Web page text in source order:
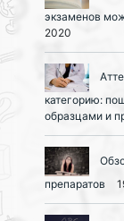
экзаменов
2020
категорию:
образцами и
препаратов